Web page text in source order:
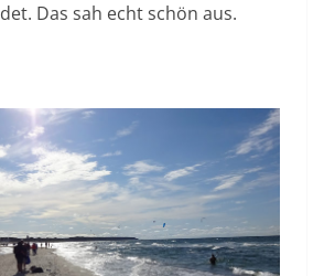
Das sah echt schön aus.